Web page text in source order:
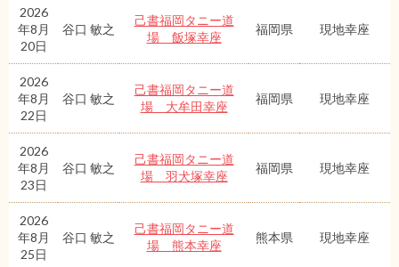
2026
年8月
20日
谷口 敏之
己書福岡タニー道
場 飯塚幸座
福岡県 現地幸座
2026
年8月
22日
谷口 敏之
己書福岡タニー道
場 大牟田幸座
福岡県 現地幸座
2026
年8月
23日
谷口 敏之
己書福岡タニー道
場 羽犬塚幸座
福岡県 現地幸座
2026
年8月
25日
谷口 敏之
己書福岡タニー道
場 熊本幸座
熊本県 現地幸座